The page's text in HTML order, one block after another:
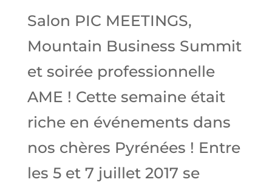
Salon PIC MEETINGS,
Mountain Business Summit
et soirée professionnelle
AME ! Cette semaine était
riche en événements dans
nos chères Pyrénées ! Entre
les 5 et 7 juillet 2017 se